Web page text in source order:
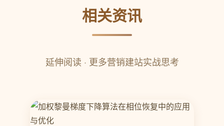
相关资讯
延伸阅读 · 更多营销建站实战思考